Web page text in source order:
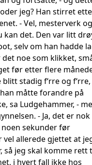
jeg? Han stirret
- Vel, mesterverk og
kan det. Den var litt
selv om han hadde
noe som klikket,
før etter flere
stadig f‘rre og f‘rre,
måtte forandre på
sa Ludgehammer, -
- Ja, det er nok
noen sekunder før
vel allerede gjettet at
så jeg skal komme rett
i hvert fall ikke hos